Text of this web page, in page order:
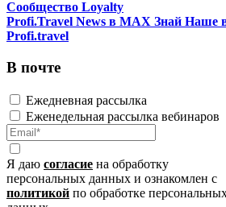
Сообщество Loyalty
Profi.Travel News в MAX Знай Наше
Profi.travel
В почте
Ежедневная рассылка
Еженедельная рассылка вебинаров
Я даю согласие на обработку
персональных данных и ознакомлен с
политикой по обработке